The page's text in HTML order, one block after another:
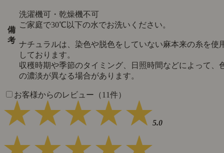
備
考
洗濯機可・乾燥機不可
ご家庭で30℃以下の水でお洗いください。
ナチュラルは、染色や脱色をしていない麻本来の糸を使
しております。
収穫時期や季節のタイミング、日照時間などによって、
の濃淡が異なる場合があります。
お客様からのレビュー（11件）
5.0